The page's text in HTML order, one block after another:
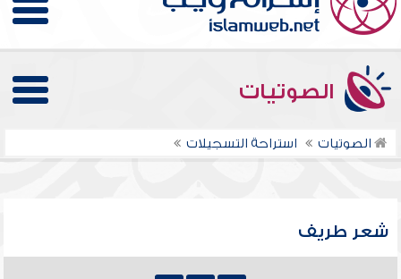
الصوتيات
الصوتيات استراحة التسجيلات
شعر طريف